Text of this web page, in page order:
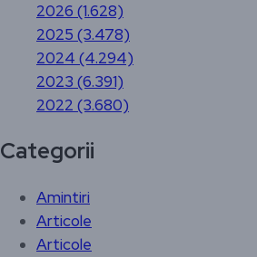
2026 (1.628)
2025 (3.478)
2024 (4.294)
2023 (6.391)
2022 (3.680)
Categorii
Amintiri
Articole
Articole